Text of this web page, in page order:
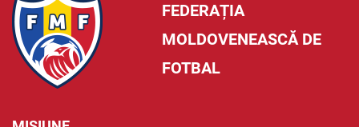
FEDERAȚIA
MOLDOVENEASCĂ DE
FOTBAL